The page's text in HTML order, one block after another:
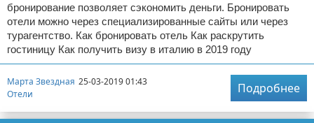
бронирование позволяет сэкономить деньги. Бронировать
отели можно через специализированные сайты или через
турагентство. Как бронировать отель Как раскрутить
гостиницу Как получить визу в италию в 2019 году
Марта Звездная 25-03-2019 01:43
Отели
Подробнее